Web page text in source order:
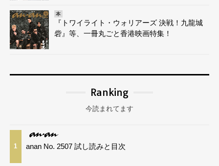
本
『トワイライト・ウォリアーズ 決戦！九龍城
砦』等、一冊丸ごと香港映画特集！
Ranking
今読まれてます
1 anan No. 2507 試し読みと目次